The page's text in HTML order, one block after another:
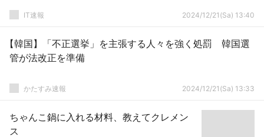
IT速報 2024/12/21(Sa) 13:40
【韓国】「不正選挙」を主張する人々を強く処罰 韓国選
管が法改正を準備
かたすみ速報 2024/12/21(Sa) 13:33
ちゃんこ鍋に入れる材料、教えてクレメン
ス